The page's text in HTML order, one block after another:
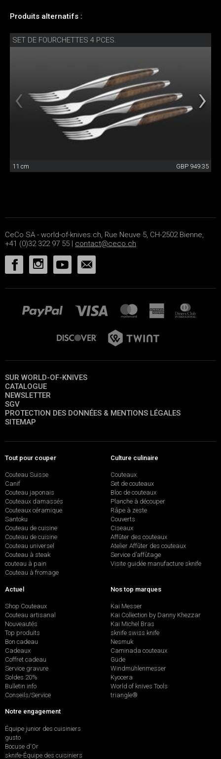
Produits alternatifs :
SET DE FOURCHETTES 4 PCES.
11 cm GBP 949.35
CeCo SA - world-of-knives.ch, Rue Neuve 5, CH-2502 Bienne,
+41 (0)32 322 97 55 | contact@ceco.ch
SUR WORLD-OF-KNIVES
CATALOGUE
NEWSLETTER
SGV
PROTECTION DES DONNÉES & MENTIONS LÉGALES
SITEMAP
Tout pour couper
Couteau Suisse
Canif
Couteau japonais
Couteaux damassés
Couteaux céramique
Santoku
Couteau de cuisine
Couteau de cuisine
Couteau universel
Couteau à steak
couteau à pain
Couteau à fromage
Culture culinaire
Couteaux
Set de couteaux
Bloc de couteaux
Planche à découper
Râpe à zeste
Couverts
Ciseaux
Affûter des couteaux
Atelier Affûter des couteaux
Service d’affûtage
Visite guidée manufacture sknife
Actuel
Shop Couteaux
Couteau artisanal
Nouveautés
Top produits
Bon cadeau
Cadeaux
Coffret cadeau
Service gravure
Soldes 20%
Bulletin info
Conseils/Service
Nos top marques
Kai Messer
Kai Collection by Danny Khezzar
Kai Michel Bras
sknife swiss knife
Nesmuk
Caminada couteaux
Güde
Windmühlenmesser
Kyocera
World of knives Tools
triangle®
Notre engagement
Équipe junior des cuisiniers
gusto
Bocuse d'Or
sknife-Équipe des cuisiniers